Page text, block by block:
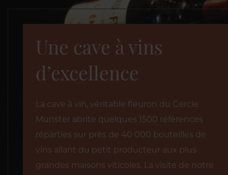
Une cave à vins
d’excellence
La cave à vin, véritable fleuron du Cercle
Munster abrite quelques 1500 références
réparties sur près de 40 000 bouteilles de
vins allant du petit producteur aux plus
grandes maisons viticoles. La visite de notre